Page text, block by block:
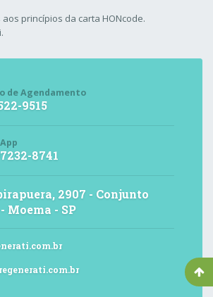
aos princípios da carta HONcode.
de Agendamento
9515
8741
2907 - Conjunto
Moema - SP